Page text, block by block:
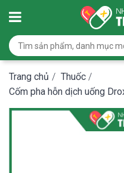
Trang chủ / Thuốc /
Cốm pha hỗn dịch uống